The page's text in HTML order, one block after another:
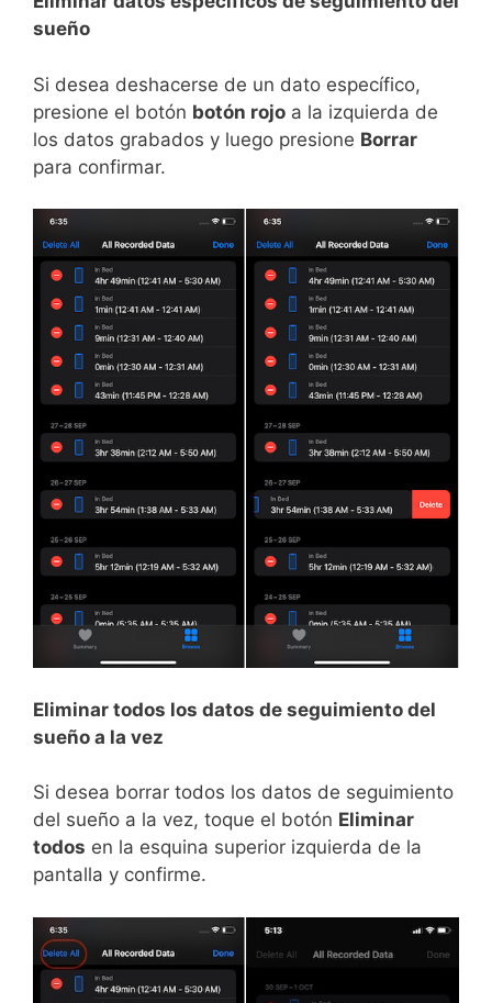
sueño
Si desea deshacerse de un dato específico,
presione el botón botón rojo a la izquierda de
los datos grabados y luego presione Borrar
para confirmar.
Eliminar todos los datos de seguimiento del
sueño a la vez
Si desea borrar todos los datos de seguimiento
del sueño a la vez, toque el botón Eliminar
todos en la esquina superior izquierda de la
pantalla y confirme.